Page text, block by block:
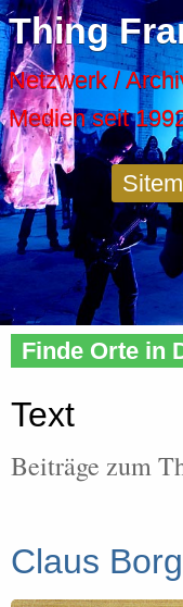
Thing
Netzwerk /
Medien seit
Home» Tags »
Finde Orte in
Text
Beiträge zum
Claus
Menu
Artspaces
Cool Places
Frankfurt
Activity
Recent